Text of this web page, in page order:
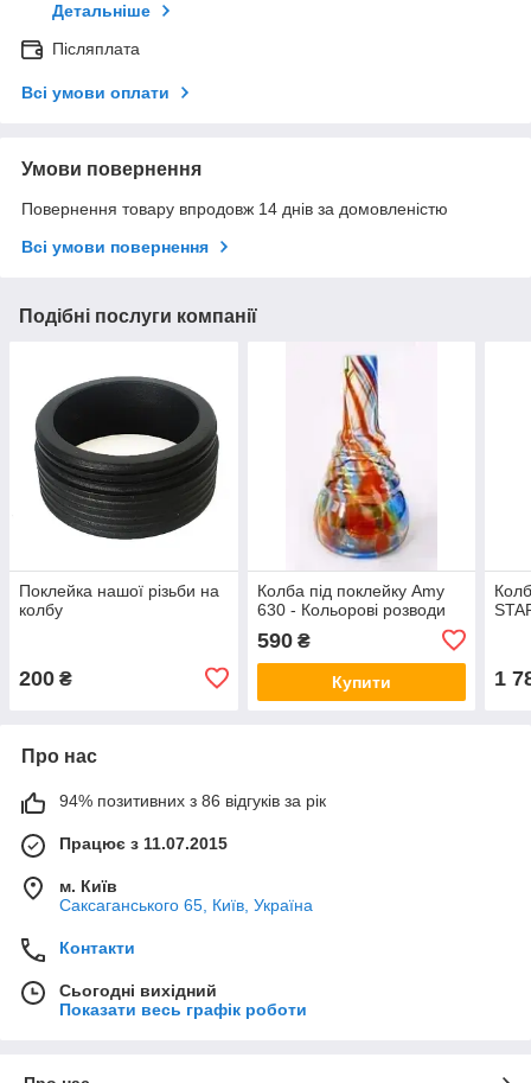
Детальніше
Післяплата
Всі умови оплати
Умови повернення
Повернення товару впродовж 14 днів за домовленістю
Всі умови повернення
Подібні послуги компанії
Поклейка нашої різьби на
колбу
200 ₴
Колба під поклейку Amy
630 - Кольорові розводи
590₴
Купити 1
Про нас
94% позитивних з 86 відгуків за рік
Працює з 11.07.2015
м. Київ
Саксаганського 65, Київ, Україна
Контакти
Сьогодні вихідний
Показати весь графік роботи